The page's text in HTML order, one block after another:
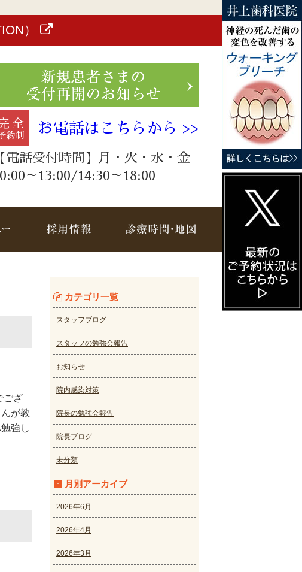
）
お電話はこちらから >>
【電話受付時間】月・火・水・金
～13:00/14:30～18:00
治療メニュー 採用情報 診療時間・地図
ござ
が教
強し
カテゴリ一覧
スタッフブログ
スタッフの勉強会報告
お知らせ
院内感染対策
院長の勉強会報告
院長ブログ
未分類
月別アーカイブ
2026年6月
2026年4月
2026年3月